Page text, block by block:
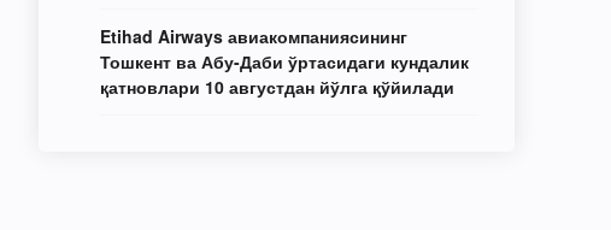
Etihad Airways авиакомпаниясининг
Тошкент ва Абу-Даби ўртасидаги кундалик
қатновлари 10 августдан йўлга қўйилади